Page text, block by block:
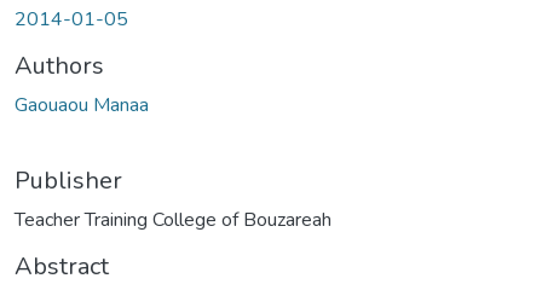
2014-01-05
Authors
Gaouaou Manaa
Publisher
Teacher Training College of Bouzareah
Abstract